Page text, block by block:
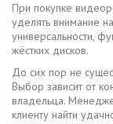
При покупке
уделять внимание
универсальности,
жёстких дисков.
До сих пор не
Выбор зависит от
владельца.
клиенту найти